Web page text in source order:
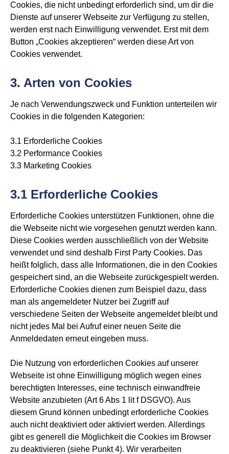
Cookies, die nicht unbedingt erforderlich sind, um dir die
Dienste auf unserer Webseite zur Verfügung zu stellen,
werden erst nach Einwilligung verwendet. Erst mit dem
Button „Cookies akzeptieren“ werden diese Art von
Cookies verwendet.
3. Arten von Cookies
Je nach Verwendungszweck und Funktion unterteilen wir
Cookies in die folgenden Kategorien:
3.1 Erforderliche Cookies
3.2 Performance Cookies
3.3 Marketing Cookies
3.1 Erforderliche Cookies
Erforderliche Cookies unterstützen Funktionen, ohne die
die Webseite nicht wie vorgesehen genutzt werden kann.
Diese Cookies werden ausschließlich von der Website
verwendet und sind deshalb First Party Cookies. Das
heißt folglich, dass alle Informationen, die in den Cookies
gespeichert sind, an die Webseite zurückgespielt werden.
Erforderliche Cookies dienen zum Beispiel dazu, dass
man als angemeldeter Nutzer bei Zugriff auf
verschiedene Seiten der Webseite angemeldet bleibt und
nicht jedes Mal bei Aufruf einer neuen Seite die
Anmeldedaten erneut eingeben muss.
Die Nutzung von erforderlichen Cookies auf unserer
Webseite ist ohne Einwilligung möglich wegen eines
berechtigten Interesses, eine technisch einwandfreie
Website anzubieten (Art 6 Abs 1 lit f DSGVO). Aus
diesem Grund können unbedingt erforderliche Cookies
auch nicht deaktiviert oder aktiviert werden. Allerdings
gibt es generell die Möglichkeit die Cookies im Browser
zu deaktivieren (siehe Punkt 4). Wir verarbeiten